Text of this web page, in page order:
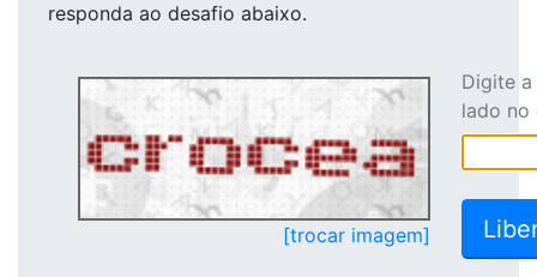
responda ao desafio abaixo.
[trocar imagem]
Digite
lado no